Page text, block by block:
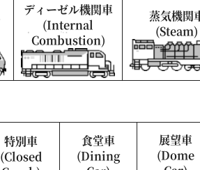
ディーゼル機関車
(Internal
Combustion)
蒸気機関
(Steam)
特別車
(Closed
食堂車
(Dining
展望車
(Dome